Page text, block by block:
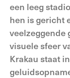
een leeg
hen is gericht
veelzeggende
visuele sfeer
Krakau staat